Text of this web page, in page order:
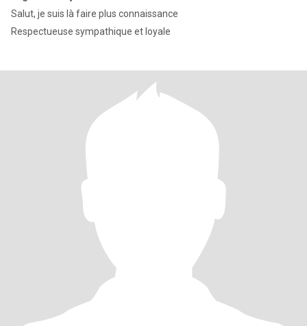
Salut, je suis là faire plus connaissance
Respectueuse sympathique et loyale